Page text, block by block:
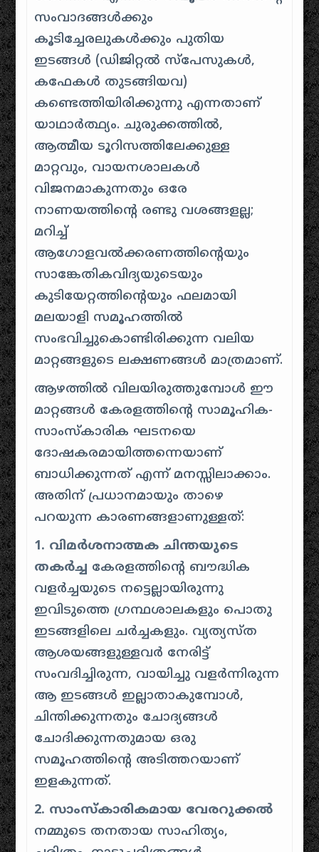
സംവാദങ്ങൾക്കും
കൂടിച്ചേരലുകൾക്കും പുതിയ
ഇടങ്ങൾ (ഡിജിറ്റൽ സ്പേസുകൾ,
കഫേകൾ തുടങ്ങിയവ)
കണ്ടെത്തിയിരിക്കുന്നു എന്നതാണ്
യാഥാർത്ഥ്യം. ചുരുക്കത്തിൽ,
ആത്മീയ ടൂറിസത്തിലേക്കുള്ള
മാറ്റവും, വായനശാലകൾ
വിജനമാകുന്നതും ഒരേ
നാണയത്തിന്റെ രണ്ടു വശങ്ങളല്ല;
മറിച്ച്
ആഗോളവൽക്കരണത്തിന്റെയും
സാങ്കേതികവിദ്യയുടെയും
കുടിയേറ്റത്തിന്റെയും ഫലമായി
മലയാളി സമൂഹത്തിൽ
സംഭവിച്ചുകൊണ്ടിരിക്കുന്ന വലിയ
മാറ്റങ്ങളുടെ ലക്ഷണങ്ങൾ മാത്രമാണ്.
ആഴത്തിൽ വിലയിരുത്തുമ്പോൾ ഈ
മാറ്റങ്ങൾ കേരളത്തിന്റെ സാമൂഹിക-
സാംസ്കാരിക ഘടനയെ
ദോഷകരമായിത്തന്നെയാണ്
ബാധിക്കുന്നത് എന്ന് മനസ്സിലാക്കാം.
അതിന് പ്രധാനമായും താഴെ
പറയുന്ന കാരണങ്ങളാണുള്ളത്:
1. വിമർശനാത്മക ചിന്തയുടെ
തകർച്ച കേരളത്തിന്റെ ബൗദ്ധിക
വളർച്ചയുടെ നട്ടെല്ലായിരുന്നു
ഇവിടുത്തെ ഗ്രന്ഥശാലകളും പൊതു
ഇടങ്ങളിലെ ചർച്ചകളും. വ്യത്യസ്ത
ആശയങ്ങളുള്ളവർ നേരിട്ട്
സംവദിച്ചിരുന്ന, വായിച്ചു വളർന്നിരുന്ന
ആ ഇടങ്ങൾ ഇല്ലാതാകുമ്പോൾ,
ചിന്തിക്കുന്നതും ചോദ്യങ്ങൾ
ചോദിക്കുന്നതുമായ ഒരു
സമൂഹത്തിന്റെ അടിത്തറയാണ്
ഇളകുന്നത്.
2. സാംസ്കാരികമായ വേരറുക്കൽ
നമ്മുടെ തനതായ സാഹിത്യം,